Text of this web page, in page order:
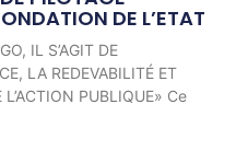
DE L’ETAT
IL S’AGIT DE
LA REDEVABILITÉ ET
PUBLIQUE» Ce